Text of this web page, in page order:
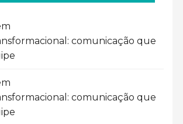
comunicação que
comunicação que